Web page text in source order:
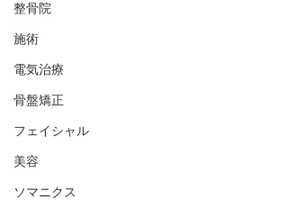
整骨院
施術
電気治療
骨盤矯正
フェイシャル
美容
ソマニクス